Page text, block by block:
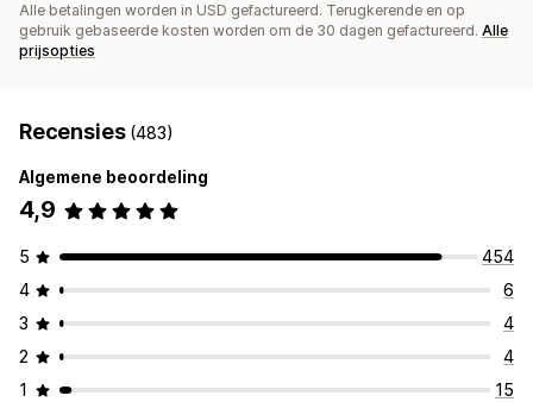
Alle betalingen worden in USD gefactureerd. Terugkerende en op
gebruik gebaseerde kosten worden om de 30 dagen gefactureerd. Alle
prijsopties
Recensies (483)
Algemene beoordeling
4,9
5
454
4
6
3
4
2
4
1
15